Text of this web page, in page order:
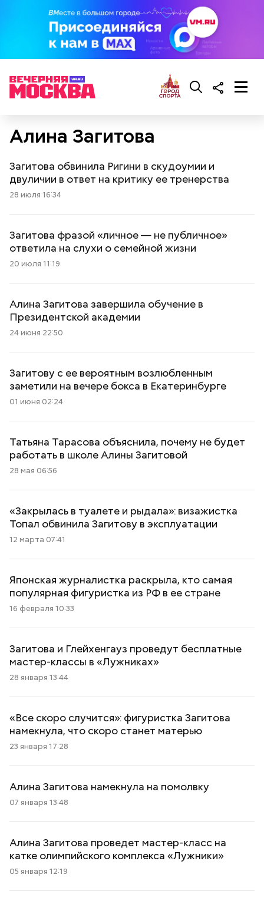
Алина Загитова
Загитова обвинила Ригини в скудоумии и
двуличии в ответ на критику ее тренерства
28 июля 16:34
Загитова фразой «личное — не публичное»
ответила на слухи о семейной жизни
20 июля 11:19
Алина Загитова завершила обучение в
Президентской академии
24 июня 22:50
Загитову с ее вероятным возлюбленным
заметили на вечере бокса в Екатеринбурге
01 июня 02:24
Татьяна Тарасова объяснила, почему не будет
работать в школе Алины Загитовой
28 мая 06:56
«Закрылась в туалете и рыдала»: визажистка
Топал обвинила Загитову в эксплуатации
12 марта 07:41
Японская журналистка раскрыла, кто самая
популярная фигуристка из РФ в ее стране
16 февраля 10:33
Загитова и Глейхенгауз проведут бесплатные
мастер-классы в «Лужниках»
28 января 13:44
«Все скоро случится»: фигуристка Загитова
намекнула, что скоро станет матерью
23 января 17:28
Алина Загитова намекнула на помолвку
07 января 13:48
Алина Загитова проведет мастер-класс на
катке олимпийского комплекса «Лужники»
05 января 12:19